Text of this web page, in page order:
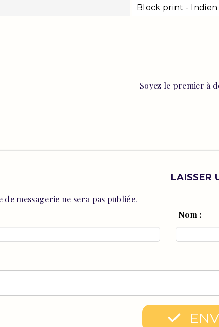
Block print - Indien
Soyez le premier à
LAISSER
de messagerie ne sera pas publiée.
Nom :